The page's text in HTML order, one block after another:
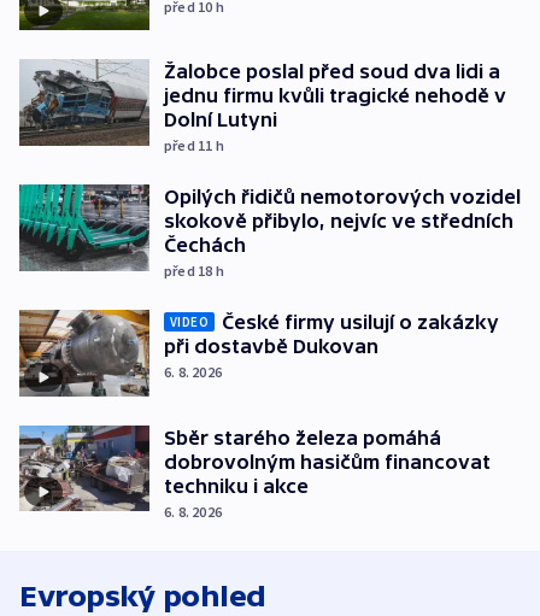
před 10 h
Žalobce poslal před soud dva lidi a
jednu firmu kvůli tragické nehodě v
Dolní Lutyni
před 11 h
Opilých řidičů nemotorových vozidel
skokově přibylo, nejvíc ve středních
Čechách
před 18 h
VIDEO
České firmy usilují o zakázky
při dostavbě Dukovan
6. 8. 2026
Sběr starého železa pomáhá
dobrovolným hasičům financovat
techniku i akce
6. 8. 2026
Evropský pohled